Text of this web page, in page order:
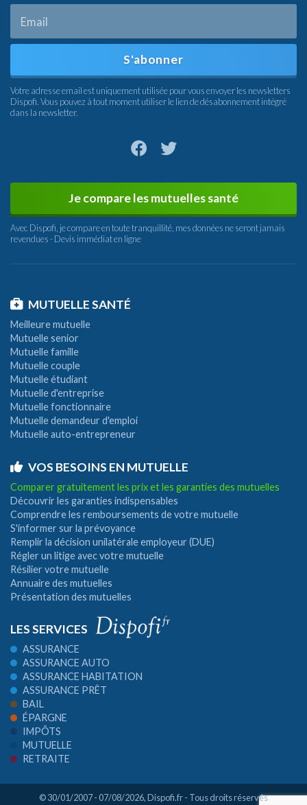
S'abonner
Votre adresse email est uniquement utilisée pour vous envoyer les newsletters
Dispofi. Vous pouvez à tout moment utiliser le lien de désabonnement intégré
dans la newsletter.
Je compare les mutuelles santé
Avec Dispofi, je compare en toute tranquillité, mes données ne seront jamais
revendues - Devis immédiat en ligne
MUTUELLE SANTÉ
Meilleure mutuelle
Mutuelle senior
Mutuelle famille
Mutuelle couple
Mutuelle étudiant
Mutuelle d'entreprise
Mutuelle fonctionnaire
Mutuelle demandeur d'emploi
Mutuelle auto-entrepreneur
VOS BESOINS EN MUTUELLE
Comparer gratuitement les prix et les garanties des mutuelles
Découvrir les garanties indispensables
Comprendre les remboursements de votre mutuelle
S'informer sur la prévoyance
Remplir la décision unilatérale employeur (DUE)
Régler un litige avec votre mutuelle
Résilier votre mutuelle
Annuaire des mutuelles
Présentation des mutuelles
LES SERVICES
ASSURANCE
ASSURANCE AUTO
ASSURANCE HABITATION
ASSURANCE PRÊT
BAIL
ÉPARGNE
IMPÔTS
MUTUELLE
RETRAITE
© 30/01/2007 - 07/08/2026,Dispofi.fr- Tous droits réservés